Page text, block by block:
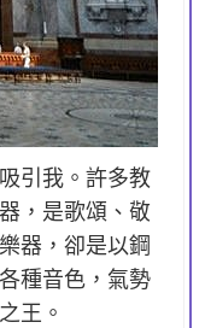
引我。許多教
，是歌頌、敬
器，卻是以鋼
種音色，氣勢
王。